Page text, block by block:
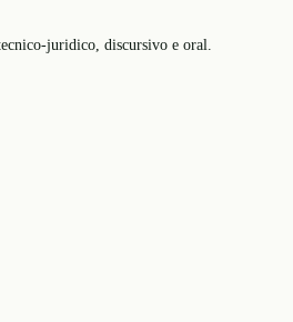
juridico, discursivo e oral.